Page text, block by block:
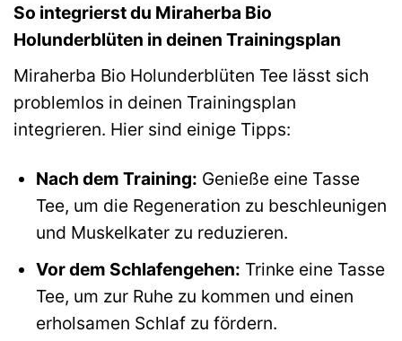
So integrierst du Miraherba Bio
Holunderblüten in deinen Trainingsplan
Miraherba Bio Holunderblüten Tee lässt sich
problemlos in deinen Trainingsplan
integrieren. Hier sind einige Tipps:
Nach dem Training: Genieße eine Tasse
Tee, um die Regeneration zu beschleunigen
und Muskelkater zu reduzieren.
Vor dem Schlafengehen: Trinke eine Tasse
Tee, um zur Ruhe zu kommen und einen
erholsamen Schlaf zu fördern.